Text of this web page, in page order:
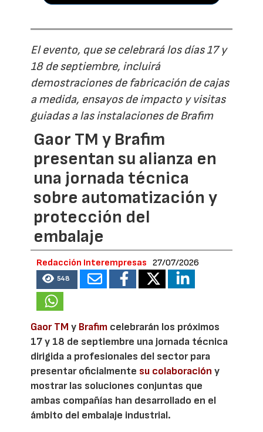
El evento, que se celebrará los días 17 y
18 de septiembre, incluirá
demostraciones de fabricación de cajas
a medida, ensayos de impacto y visitas
guiadas a las instalaciones de Brafim
Gaor TM y Brafim
presentan su alianza en
una jornada técnica
sobre automatización y
protección del
embalaje
Redacción Interempresas 27/07/2026
548
Gaor TM y Brafim celebrarán los próximos
17 y 18 de septiembre una jornada técnica
dirigida a profesionales del sector para
presentar oficialmente su colaboración y
mostrar las soluciones conjuntas que
ambas compañías han desarrollado en el
ámbito del embalaje industrial.